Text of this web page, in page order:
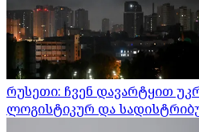
რუსეთი: ჩვენ დავარტყით
ლოგისტიკურ და